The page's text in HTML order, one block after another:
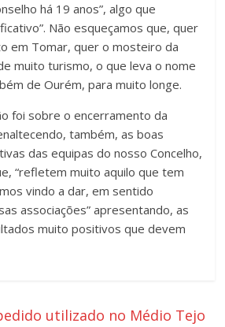
há 19 anos”, algo que
Não esqueçamos que, quer
em Tomar, quer o mosteiro da
muito turismo, o que leva o nome
de Ourém, para muito longe.
foi sobre o encerramento da
também, as boas
das equipas do nosso Concelho,
“refletem muito aquilo que tem
vindo a dar, em sentido
associações” apresentando, as
muito positivos que devem
utilizado no Médio Tejo